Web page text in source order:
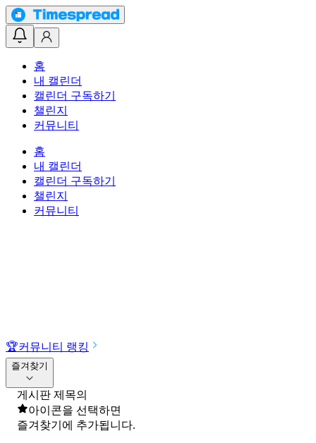
홈
내 캘린더
캘린더 구독하기
챌린지
커뮤니티
홈
내 캘린더
캘린더 구독하기
챌린지
커뮤니티
🏆커뮤니티 랭킹
즐겨찾기
게시판 제목의
아이콘을 선택하면
즐겨찾기에 추가됩니다.